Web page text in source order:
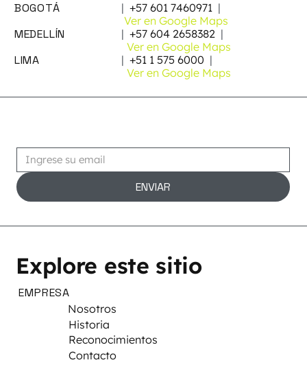
BOGOTÁ | +57 601 7460971 |
Ver en Google Maps
MEDELLÍN | +57 604 2658382 |
Ver en Google Maps
LIMA | +51 1 575 6000 |
Ver en Google Maps
ENVIAR
Explore este sitio
EMPRESA
Nosotros
Historia
Reconocimientos
Contacto